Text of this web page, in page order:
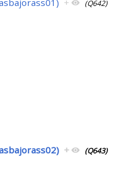
(Q642)
+ (Q643)